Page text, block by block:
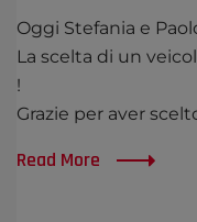
Oggi Stefania e
La scelta di un
!
Grazie per aver
Read More